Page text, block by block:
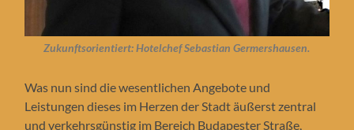
Zukunftsorientiert: Hotelchef Sebastian Germershausen.
Was nun sind die wesentlichen Angebote und
Leistungen dieses im Herzen der Stadt äußerst zentral
und verkehrsgünstig im Bereich Budapester Straße,